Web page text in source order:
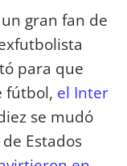
gran fan de
para que
fútbol, el Inter
se mudó
Estados